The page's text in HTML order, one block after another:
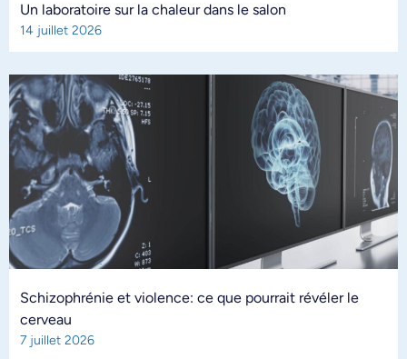
Un laboratoire sur la chaleur dans le salon
14 juillet 2026
Schizophrénie et violence: ce que pourrait révéler le
cerveau
7 juillet 2026